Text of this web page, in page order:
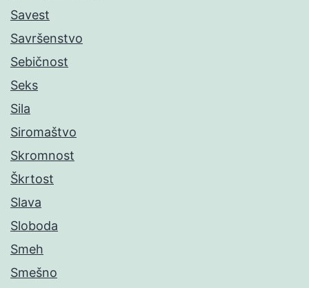
Savest
Savršenstvo
Sebičnost
Seks
Sila
Siromaštvo
Skromnost
Škrtost
Slava
Sloboda
Smeh
Smešno